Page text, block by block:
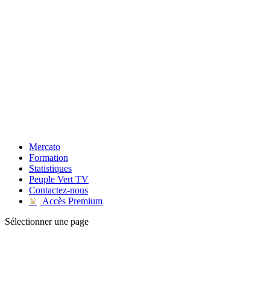
Mercato
Formation
Statistiques
Peuple Vert TV
Contactez-nous
♛
Accès Premium
Sélectionner une page